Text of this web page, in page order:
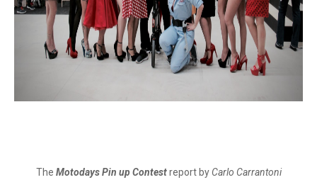
The Motodays Pin up Contestreport by Carlo Carrantoni